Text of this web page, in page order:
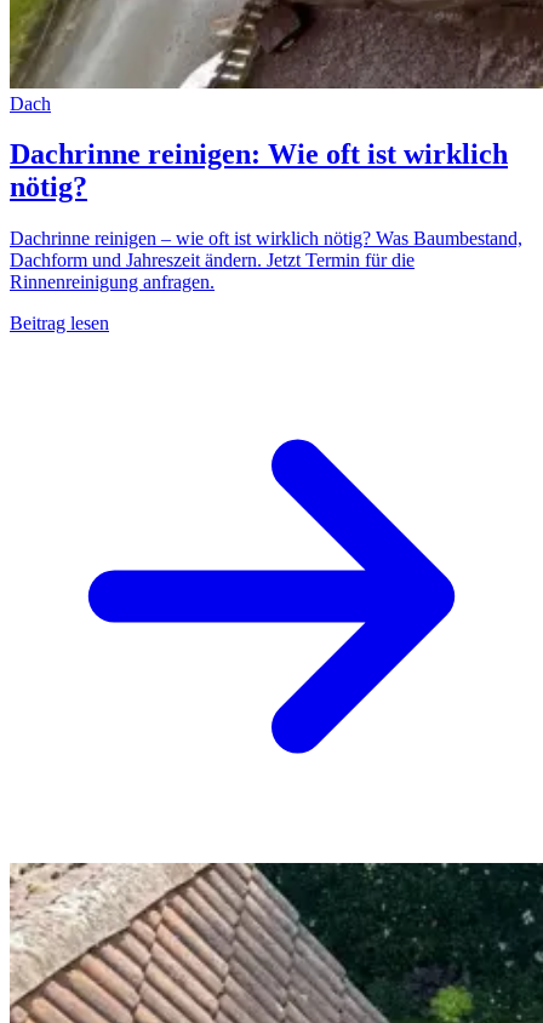
Dach
Dachrinne reinigen: Wie oft ist wirklich
nötig?
Dachrinne reinigen – wie oft ist wirklich nötig? Was Baumbestand,
Dachform und Jahreszeit ändern. Jetzt Termin für die
Rinnenreinigung anfragen.
Beitrag lesen